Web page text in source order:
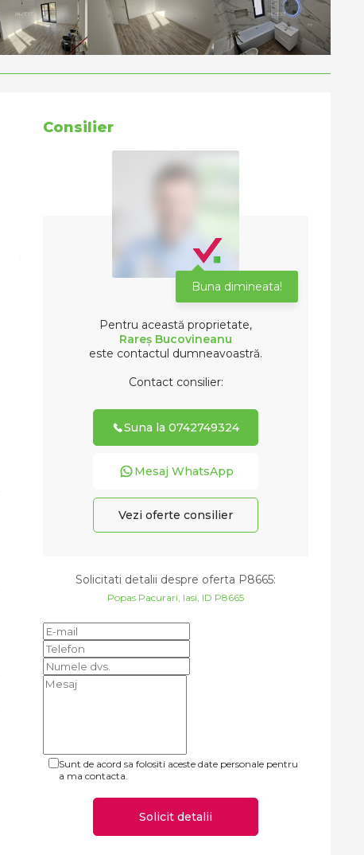
Consilier
Buna dimineata!
Pentru această proprietate,
Rareș Bucovineanu
este contactul dumneavoastră.
Contact consilier:
Suna la 0742749324
Mesaj WhatsApp
Vezi oferte consilier
Solicitati detalii despre oferta P8665:
Popas Pacurari, Iasi, ID P8665
Sunt de acord sa folositi aceste date personale pentru
a ma contacta.
Solicit detalii